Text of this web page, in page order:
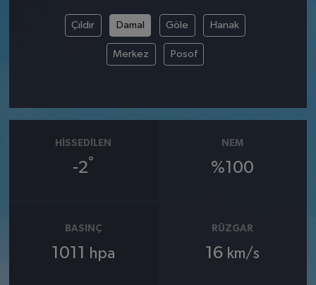
Çıldır Damal Göle Hanak
Merkez Posof
HISSEDILEN
-2°
NEM
%100
BASINÇ
1011 hpa
RÜZGAR
16 km/s